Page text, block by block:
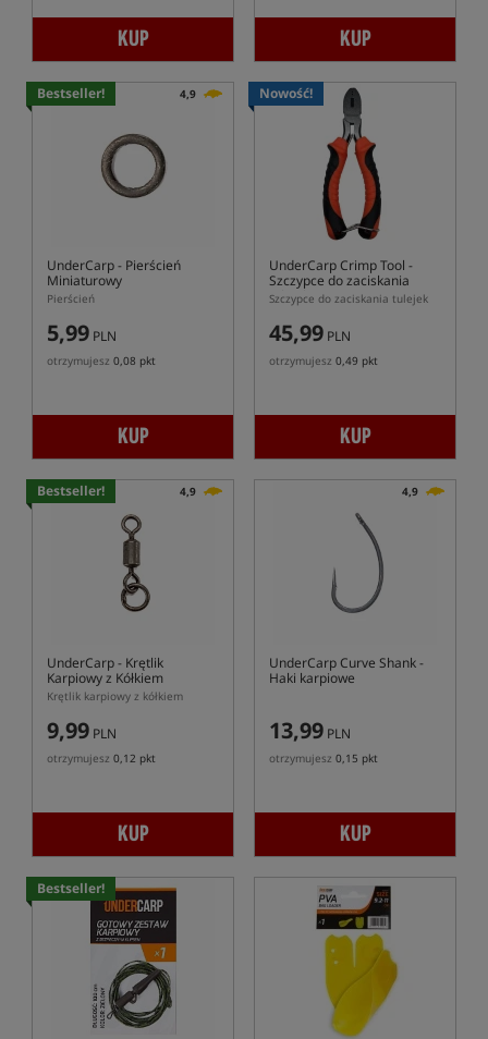
KUP KUP
Bestseller! 4,9
UnderCarp- Pierścień
Miniaturowy
Pierścień
5,99 PLN
otrzymujesz 0,08 pkt
KUP
Nowość!
UnderCarp Crimp Tool -
Szczypce do zaciskania
tulejek
Szczypce do zaciskania tulejek
45,99 PLN
otrzymujesz 0,49 pkt
KUP
Bestseller! 4,9
UnderCarp- Krętlik
Karpiowy z Kółkiem
Krętlik karpiowy z kółkiem
9,99 PLN
otrzymujesz 0,12 pkt
KUP
4,9
UnderCarp Curve Shank-
Haki karpiowe
13,99 PLN
otrzymujesz 0,15 pkt
KUP
Bestseller!